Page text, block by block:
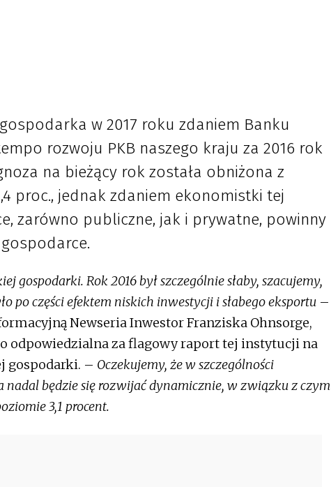
w 2017 roku zdaniem Banku
rozwoju PKB naszego kraju za 2016 rok
na bieżący rok została obniżona z
proc., jednak zdaniem ekonomistki tej
zarówno publiczne, jak i prywatne, powinny
gospodarki. Rok 2016 był szczególnie słaby, szacujemy,
po części efektem niskich inwestycji i słabego eksportu –
Newseria Inwestor Franziska Ohnsorge,
odpowiedzialna za flagowy raport tej instytucji na
gospodarki. – Oczekujemy, że w szczególności
nadal będzie się rozwijać dynamicznie, w związku z czym
3,1 procent.